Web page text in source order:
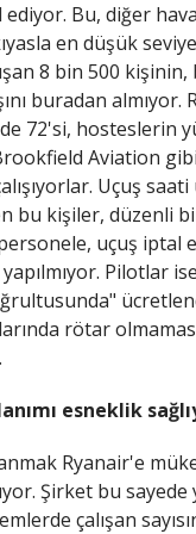
ediyor. Bu, diğer
en düşük
8 bin 500
buradan almıyor.
72'si, hosteslerin
Aviation gibi
Uçuş
bu kişiler, düzenli
uçuş iptal
Pilotlar
rötar
esneklik
Ryanair'e
Şirket bu sayede
çalışan